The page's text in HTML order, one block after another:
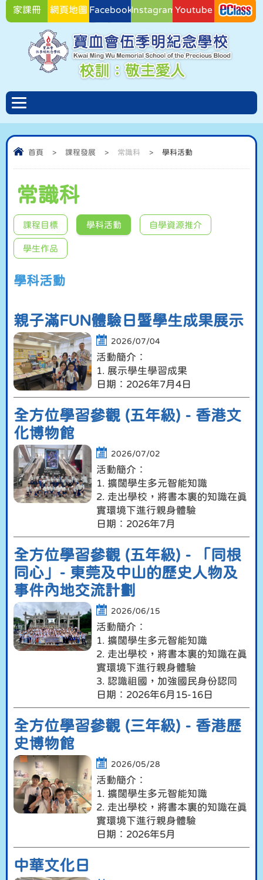
家課冊 網頁地圖 FacebookInstagramYoutube
首頁 > 課程發展 > 常識科 > 學科活動
常識科
課程目標 學科活動 自學資源推介
學生作品
學科活動
親子滿FUN體驗日暨學生成果展示
2026/07/04
活動簡介︰
1. 展示學生學習成果
日期︰2026年7月4日
全方位學習參觀 (五年級) - 香港文
化博物館
2026/07/02
活動簡介︰
1. 擴闊學生多元智能知識
2. 走出學校，將書本裏的知識在真
實環境下進行親身體驗
日期︰2026年7月
全方位學習參觀 (五年級) - 「同根
同心」- 東莞及中山的歷史人物及
事件內地交流計劃
2026/06/15
活動簡介︰
1. 擴闊學生多元智能知識
2. 走出學校，將書本裏的知識在真
實環境下進行親身體驗
3. 認識祖國，加強國民身份認同
日期︰2026年6月15-16日
全方位學習參觀 (三年級) - 香港歷
史博物館
2026/05/28
活動簡介︰
1. 擴闊學生多元智能知識
2. 走出學校，將書本裏的知識在真
實環境下進行親身體驗
日期︰2026年5月
中華文化日